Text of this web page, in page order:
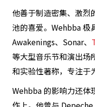
他善于制造密集、激烈
池的喜爱。Wehbba 极
Awakenings、Sonar、
等大型音乐节和演出场
和实验性著称，专注于
Wehbba 的影响力还体